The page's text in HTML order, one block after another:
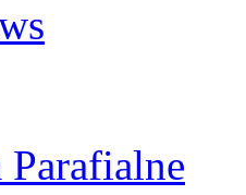
Parafialne